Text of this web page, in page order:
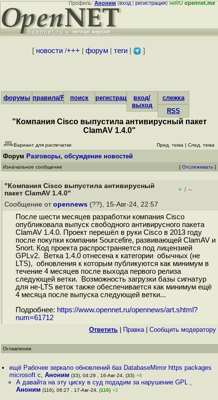
Профиль:Аноним(вход|регистрация)неRUopennet.me
[ новости/+++ форум| теги| ]
форумы правила/FAQпоиск регистрациявход/
выход
слежка
RSS
"Компания Cisco выпустила антивирусный пакет
ClamAV 1.4.0"
Вариант для распечатки Пред. тема | След. тема
Форум Разговоры, обсуждение новостей
Изначальное сообщение [ Отслеживать ]
"Компания Cisco выпустила антивирусный
пакет ClamAV 1.4.0"
+ / –
Сообщение от opennews (??), 15-Авг-24, 22:57
После шести месяцев разработки компания Cisco
опубликовала выпуск свободного антивирусного пакета
ClamAV 1.4.0. Проект перешёл в руки Cisco в 2013 году
после покупки компании Sourcefire, развивающей ClamAV и
Snort. Код проекта распространяется под лицензией
GPLv2. Ветка 1.4.0 отнесена к категории обычных (не
LTS), обновления к которым публикуются как минимум в
течение 4 месяцев после выхода первого релиза
следующей ветки. Возможность загрузки базы сигнатур
для не-LTS веток также обеспечивается как минимум ещё
4 месяца после выпуска следующей ветки...
Подробнее: https://www.opennet.ru/opennews/art.shtml?
num=61712
Ответить Правка| Cообщить модератору
Оглавление
ещё Рабочее зеркало обновлений баз DatabaseMirror https packages
microsoft c,Аноним (33), 04:29 , 16-Авг-24, (33) +8
А давайта на эту циску в суд подадим за нарушение GPL ,
Аноним (116), 08:27 , 17-Авг-24, (116) +2